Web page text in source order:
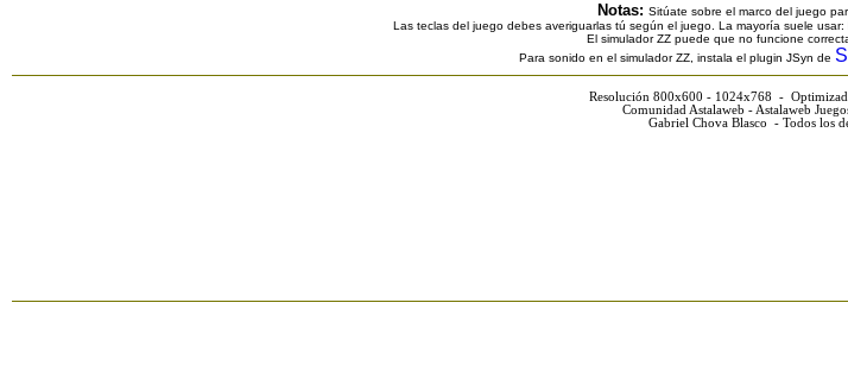
Notas: Sitúate sobre el marco del juego
Las teclas del juego debes averiguarlas tú según el juego. La mayoría suele
El simulador ZZ puede que no funcione
Para sonido en el simulador ZZ, instala el plugin JSyn de
Resolución 800x600 - 1024x768 -
Comunidad Astalaweb - Astalaweb
Gabriel Chova Blasco - Todos los